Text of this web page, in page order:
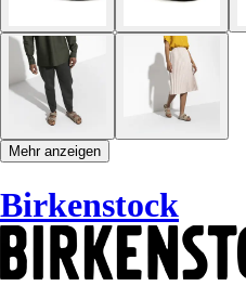
Mehr anzeigen
Birkenstock